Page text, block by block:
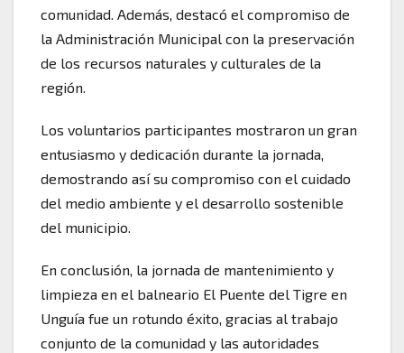
comunidad. Además, destacó el compromiso de
la Administración Municipal con la preservación
de los recursos naturales y culturales de la
región.
Los voluntarios participantes mostraron un gran
entusiasmo y dedicación durante la jornada,
demostrando así su compromiso con el cuidado
del medio ambiente y el desarrollo sostenible
del municipio.
En conclusión, la jornada de mantenimiento y
limpieza en el balneario El Puente del Tigre en
Unguía fue un rotundo éxito, gracias al trabajo
conjunto de la comunidad y las autoridades